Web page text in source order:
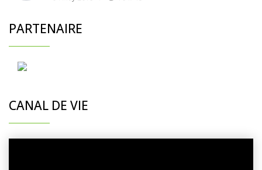
PARTENAIRE
CANAL DE VIE